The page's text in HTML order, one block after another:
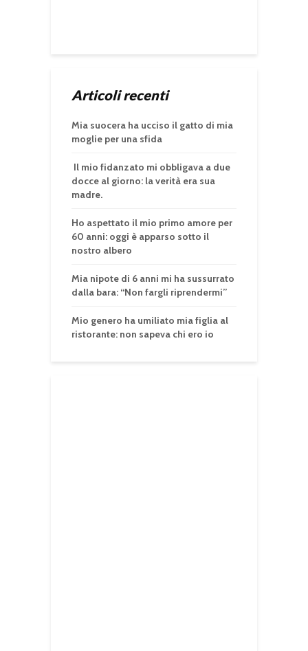
Articoli recenti
Mia suocera ha ucciso il gatto di mia
moglie per una sfida
Il mio fidanzato mi obbligava a due
docce al giorno: la verità era sua
madre.
Ho aspettato il mio primo amore per
60 anni: oggi è apparso sotto il
nostro albero
Mia nipote di 6 anni mi ha sussurrato
dalla bara: “Non fargli riprendermi”
Mio genero ha umiliato mia figlia al
ristorante: non sapeva chi ero io